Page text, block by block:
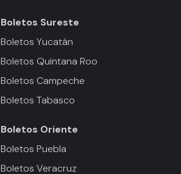
Boletos Sureste
Boletos Yucatán
Boletos Quintana Roo
Boletos Campeche
Boletos Tabasco
Boletos Oriente
Boletos Puebla
Boletos Veracruz